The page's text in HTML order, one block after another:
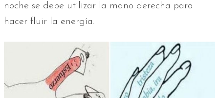
noche se debe utilizar la mano derecha para
hacer fluir la energía.